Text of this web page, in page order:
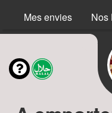
Mes envies Nos